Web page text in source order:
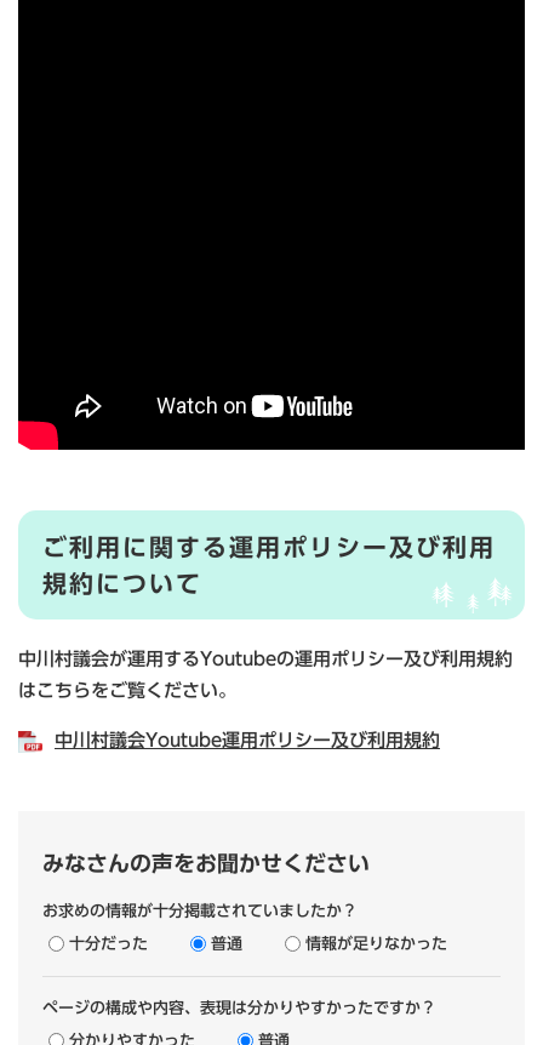
ご利用に関する運用ポリシー及び利用
規約について
中川村議会が運用するYoutubeの運用ポリシー及び利用規約
はこちらをご覧ください。
中川村議会Youtube運用ポリシー及び利用規約
みなさんの声をお聞かせください
お求めの情報が十分掲載されていましたか？
十分だった 普通 情報が足りなかった
ページの構成や内容、表現は分かりやすかったですか？
分かりやすかった
普通